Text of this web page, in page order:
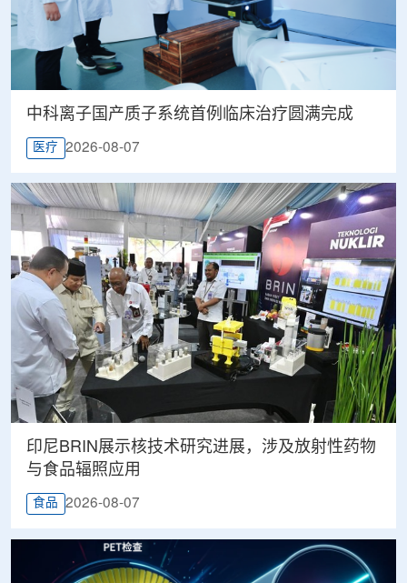
中科离子国产质子系统首例临床治疗圆满完成
医疗 2026-08-07
印尼BRIN展示核技术研究进展，涉及放射性药物
与食品辐照应用
食品 2026-08-07